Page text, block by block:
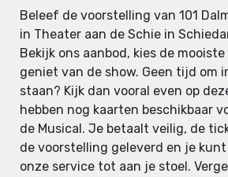
Beleef de voorstelling van 101
in Theater aan de Schie in
Bekijk ons aanbod, kies de
geniet van de show. Geen tijd om
staan? Kijk dan vooral even op
hebben nog kaarten beschikbaar
de Musical. Je betaalt veilig, de
de voorstelling geleverd en je
onze service tot aan je stoel.